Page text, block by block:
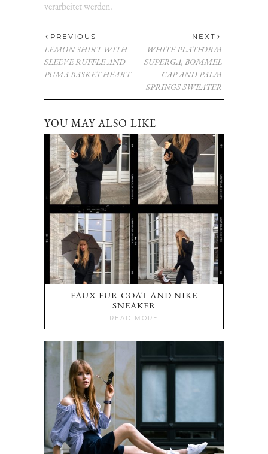
verarbeitet werden.
PREVIOUS
LEMON SHIRT WITH
SLEEVE RUFFLE AND
PUMA BASKET HEART
NEXT
WHITE PLATFORM
SUPERGA, BOMMEL
CAP AND PALM
SPRINGS SWEATER
YOU MAY ALSO LIKE
FAUX FUR COAT AND NIKE
SNEAKER
READ MORE